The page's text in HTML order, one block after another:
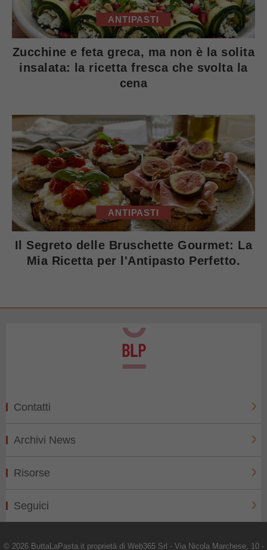
ANTIPASTI
Zucchine e feta greca, ma non è la solita
insalata: la ricetta fresca che svolta la
cena
ANTIPASTI
Il Segreto delle Bruschette Gourmet: La
Mia Ricetta per l'Antipasto Perfetto.
Contatti
Archivi News
Risorse
Seguici
© 2026 ButtaLaPasta.it proprietà di Web365 Srl - Via Nicola Marchese, 10 -